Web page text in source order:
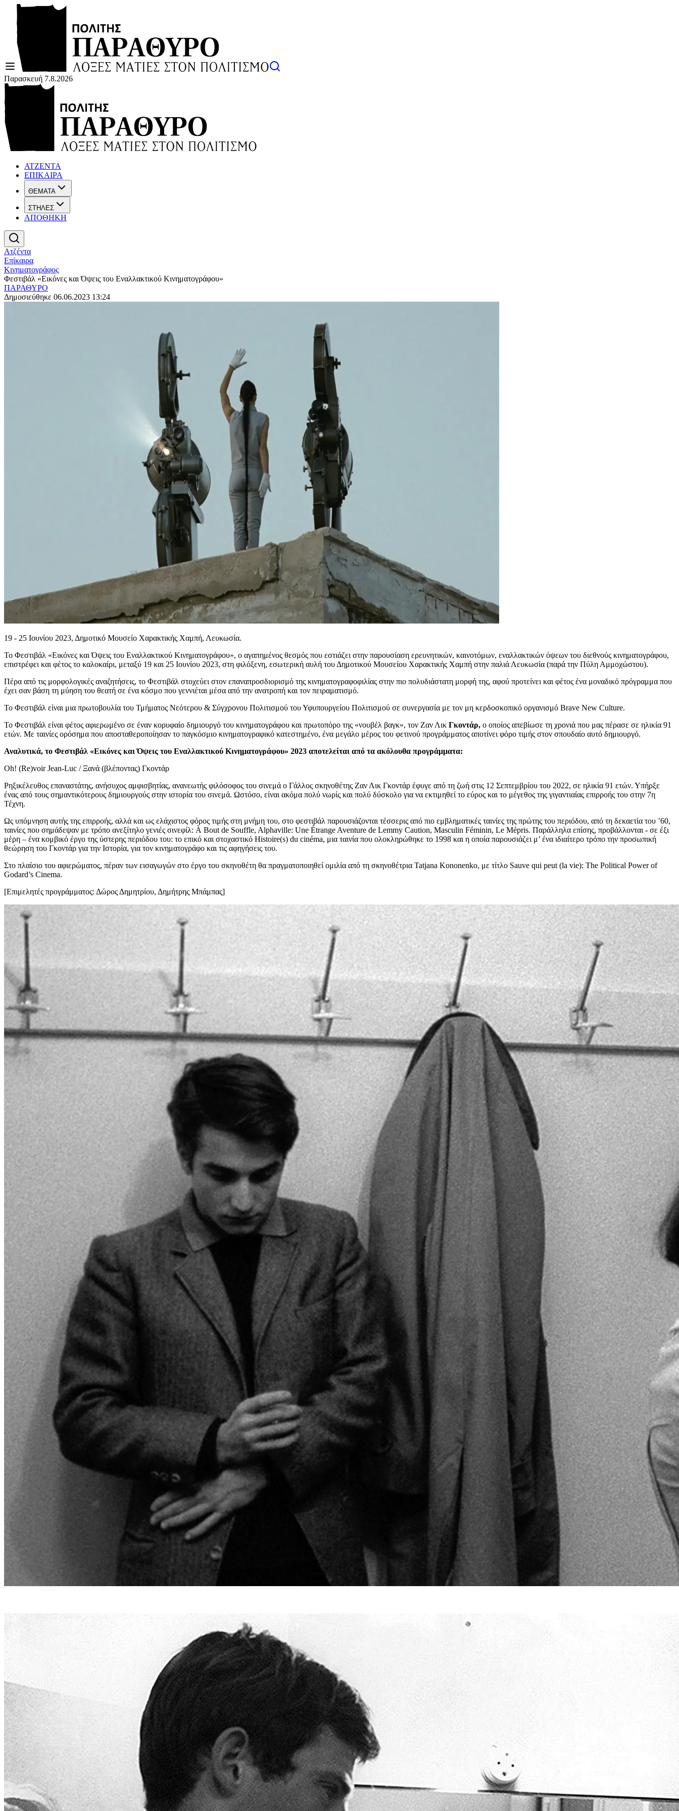
Παρασκευή 7.8.2026
ΑΤΖΕΝΤΑ
ΕΠΙΚΑΙΡΑ
ΘΕΜΑΤΑ
ΣΤΗΛΕΣ
ΑΠΟΘΗΚΗ
Ατζέντα
Επίκαιρα
Κινηματογράφος
Φεστιβάλ «Εικόνες και Όψεις του Εναλλακτικού Κινηματογράφου»
ΠΑΡΑΘΥΡΟ
Δημοσιεύθηκε 06.06.2023 13:24
19 - 25 Ιουνίου 2023, Δημοτικό Μουσείο Χαρακτικής Χαμπή, Λευκωσία.
Το Φεστιβάλ «Εικόνες και Όψεις του Εναλλακτικού Κινηματογράφου», ο αγαπημένος θεσμός που εστιάζει στην παρουσίαση ερευνητικών, καινοτόμων, εναλλακτικών όψεων του διεθνούς κινηματογράφου,
επιστρέφει και φέτος το καλοκαίρι, μεταξύ 19 και 25 Ιουνίου 2023, στη φιλόξενη, εσωτερική αυλή του Δημοτικού Μουσείου Χαρακτικής Χαμπή στην παλιά Λευκωσία (παρά την Πύλη Αμμοχώστου).
Πέρα από τις μορφολογικές αναζητήσεις, το Φεστιβάλ στοχεύει στον επαναπροσδιορισμό της κινηματογραφοφιλίας στην πιο πολυδιάστατη μορφή της, αφού προτείνει και φέτος ένα μοναδικό πρόγραμμα που
έχει σαν βάση τη μύηση του θεατή σε ένα κόσμο που γεννιέται μέσα από την ανατροπή και τον πειραματισμό.
Το Φεστιβάλ είναι μια πρωτοβουλία του Τμήματος Νεότερου & Σύγχρονου Πολιτισμού του Υφυπουργείου Πολιτισμού σε συνεργασία με τον μη κερδοσκοπικό οργανισμό Brave New Culture.
Το Φεστιβάλ είναι φέτος αφιερωμένο σε έναν κορυφαίο δημιουργό του κινηματογράφου και πρωτοπόρο της «νουβέλ βαγκ», τον Ζαν Λικ Γκοντάρ, ο οποίος απεβίωσε τη χρονιά που μας πέρασε σε ηλικία 91
ετών. Με ταινίες ορόσημα που αποσταθεροποίησαν το παγκόσμιο κινηματογραφικό κατεστημένο, ένα μεγάλο μέρος του φετινού προγράμματος αποτίνει φόρο τιμής στον σπουδαίο αυτό δημιουργό.
Αναλυτικά, το Φεστιβάλ «Εικόνες και Όψεις του Εναλλακτικού Κινηματογράφου» 2023 αποτελείται από τα ακόλουθα προγράμματα:
Oh! (Re)voir Jean-Luc / Ξανά (βλέποντας) Γκοντάρ
Ρηξικέλευθος επαναστάτης, ανήσυχος αμφισβητίας, ανανεωτής φιλόσοφος του σινεμά ο Γάλλος σκηνοθέτης Ζαν Λικ Γκοντάρ έφυγε από τη ζωή στις 12 Σεπτεμβρίου του 2022, σε ηλικία 91 ετών. Υπήρξε
ένας από τους σημαντικότερους δημιουργούς στην ιστορία του σινεμά. Ωστόσο, είναι ακόμα πολύ νωρίς και πολύ δύσκολο για να εκτιμηθεί το εύρος και το μέγεθος της γιγαντιαίας επιρροής του στην 7η
Τέχνη.
Ως υπόμνηση αυτής της επιρροής, αλλά και ως ελάχιστος φόρος τιμής στη μνήμη του, στο φεστιβάλ παρουσιάζονται τέσσερις από πιο εμβληματικές ταινίες της πρώτης του περιόδου, από τη δεκαετία του ’60,
ταινίες που σημάδεψαν με τρόπο ανεξίτηλο γενιές σινεφίλ: À Bout de Souffle, Alphaville: Une Étrange Aventure de Lemmy Caution, Masculin Féminin, Le Mépris. Παράλληλα επίσης, προβάλλονται - σε έξι
μέρη – ένα κομβικό έργο της ύστερης περιόδου του: το επικό και στοχαστικό Histoire(s) du cinéma, μια ταινία που ολοκληρώθηκε το 1998 και η οποία παρουσιάζει μ’ ένα ιδιαίτερο τρόπο την προσωπική
θεώρηση του Γκοντάρ για την Ιστορία, για τον κινηματογράφο και τις αφηγήσεις του.
Στο πλαίσιο του αφιερώματος, πέραν των εισαγωγών στο έργο του σκηνοθέτη θα πραγματοποιηθεί ομιλία από τη σκηνοθέτρια Tatjana Kononenko, με τίτλο Sauve qui peut (la vie): The Political Power of
Godard’s Cinema.
[Επιμελητές προγράμματος: Δώρος Δημητρίου, Δημήτρης Μπάμπας]